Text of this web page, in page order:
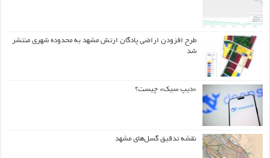
طرح افزودن اراضی پادگان ارتش مشهد به محدوده شهری منتشر
شد
«دیپ سیک» چیست؟
نقشه تدقیق گسل‌های مشهد